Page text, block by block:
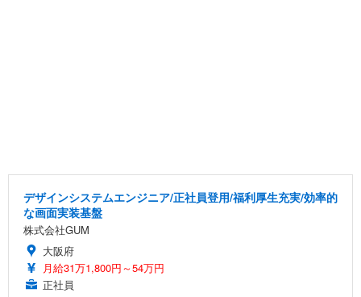
デザインシステムエンジニア/正社員登用/福利厚生充実/効率的
な画面実装基盤
株式会社GUM
大阪府
月給31万1,800円～54万円
正社員